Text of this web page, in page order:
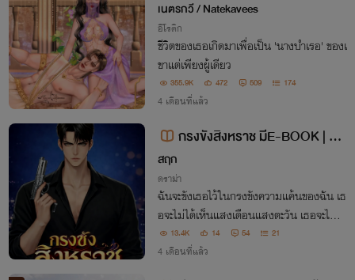
เนตรกวี / Natekavees
อีโรติก
ชีวิตของเธอเกิดมาเพื่อเป็น 'นางบำเรอ' ของเ
ขาแต่เพียงผู้เดียว
355.9K 472 509 174
4 เดือนที่แล้ว
กรงขังสิงหราช มีE-BOOK | อ่า
นฟรี
สฤก
ดราม่า
ฉันจะขังเธอไว้ในกรงขังความแค้นของฉัน เธ
อจะไม่ได้เห็นแสงเดือนแสงตะวัน เธอจะไม่ได้
เห็นหน้าใครทั้งนั้นนอกจากฉัน... และทุกครั้
งที่ฉันเห็นหน้าเธอ ฉันจะย้ำเตือนเธอเสมอว่
13.4K 14 54 21
4 เดือนที่แล้ว